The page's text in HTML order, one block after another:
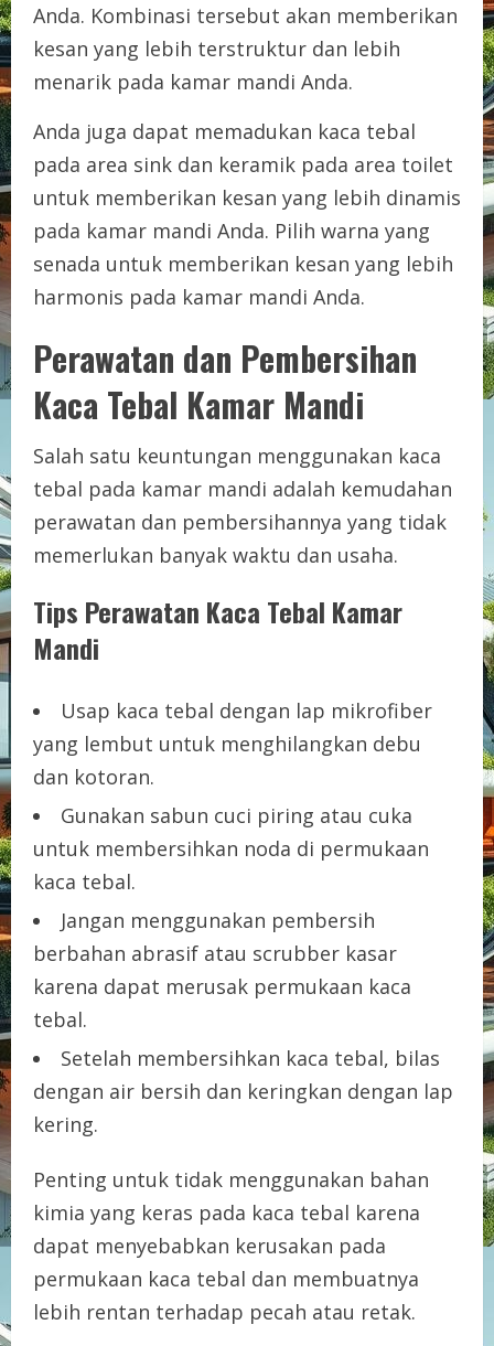
Anda. Kombinasi tersebut akan memberikan
kesan yang lebih terstruktur dan lebih
menarik pada kamar mandi Anda.
Anda juga dapat memadukan kaca tebal
pada area sink dan keramik pada area toilet
untuk memberikan kesan yang lebih dinamis
pada kamar mandi Anda. Pilih warna yang
senada untuk memberikan kesan yang lebih
harmonis pada kamar mandi Anda.
Perawatan dan Pembersihan
Kaca Tebal Kamar Mandi
Salah satu keuntungan menggunakan kaca
tebal pada kamar mandi adalah kemudahan
perawatan dan pembersihannya yang tidak
memerlukan banyak waktu dan usaha.
Tips Perawatan Kaca Tebal Kamar
Mandi
Usap kaca tebal dengan lap mikrofiber
yang lembut untuk menghilangkan debu
dan kotoran.
Gunakan sabun cuci piring atau cuka
untuk membersihkan noda di permukaan
kaca tebal.
Jangan menggunakan pembersih
berbahan abrasif atau scrubber kasar
karena dapat merusak permukaan kaca
tebal.
Setelah membersihkan kaca tebal, bilas
dengan air bersih dan keringkan dengan lap
kering.
Penting untuk tidak menggunakan bahan
kimia yang keras pada kaca tebal karena
dapat menyebabkan kerusakan pada
permukaan kaca tebal dan membuatnya
lebih rentan terhadap pecah atau retak.